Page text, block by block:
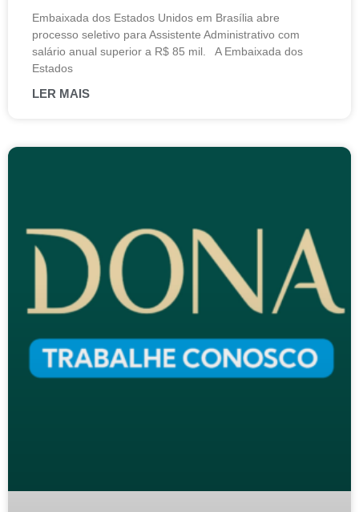
Embaixada dos Estados Unidos em Brasília abre
processo seletivo para Assistente Administrativo com
salário anual superior a R$ 85 mil. A Embaixada dos
Estados
LER MAIS